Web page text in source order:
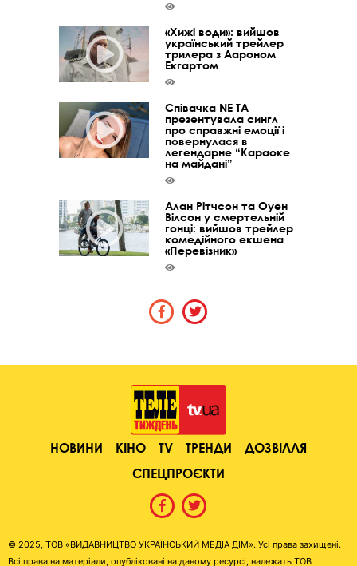
«Хижі води»: вийшов
український трейлер
трилера з Аароном
Екгартом
Співачка NE TA
презентувала сингл
про справжні емоції і
повернулася в
легендарне “Караоке
на майдані”
Алан Рітчсон та Оуен
Вілсон у смертельній
гонці: вийшов трейлер
комедійного екшена
«Перевізник»
НОВИНИ КІНО TV ТРЕНДИ
ДОЗВІЛЛЯ
СПЕЦПРОЄКТИ
© 2025, ТОВ «ВИДАВНИЦТВО УКРАЇНСЬКИЙ МЕДІА ДІМ». Усі права захищені.
Всі права на матеріали, опубліковані на даному ресурсі, належать ТОВ